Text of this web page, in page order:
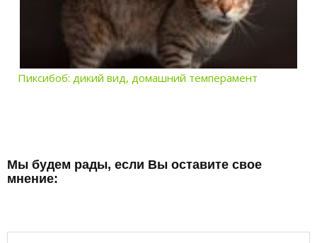
Пиксибоб: дикий вид, домашний темперамент
Мы будем рады, если Вы оставите свое
мнение: